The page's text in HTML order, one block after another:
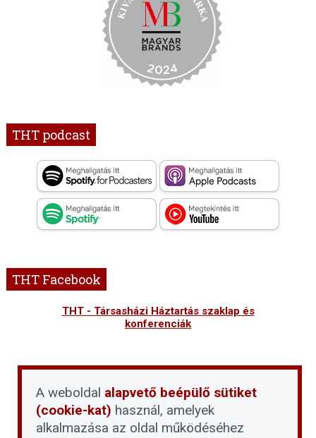
THT podcast
THT Facebook
THT - Társasházi Háztartás szaklap és
konferenciák
A weboldal alapvető beépülő sütiket
(cookie-kat) használ, amelyek
alkalmazása az oldal működéséhez